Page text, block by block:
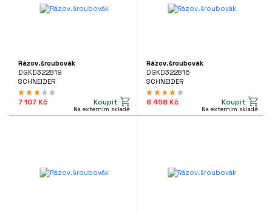
Rázov.šroubovák
DGKD322819
SCHNEIDER
7 107 Kč Koupit
Na externím skladě
Rázov.šroubovák
DGKD322816
SCHNEIDER
6 458 Kč Koupit
Na externím skladě